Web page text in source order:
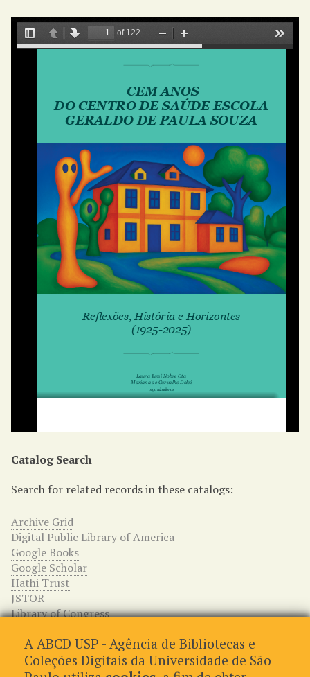
Catalog Search
Search for related records in these catalogs:
Archive Grid
Digital Public Library of America
Google Books
Google Scholar
Hathi Trust
JSTOR
Library of Congress
Relações entre os itens
A ABCD USP - Agência de Bibliotecas e
Coleções Digitais da Universidade de São